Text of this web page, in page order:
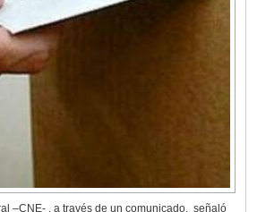
–CNE- , a través de un comunicado, señaló